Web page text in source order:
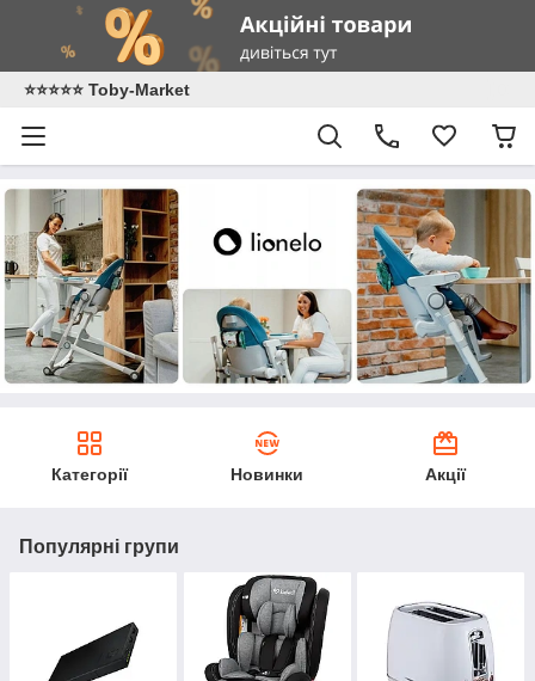
⭐️⭐️⭐️⭐️⭐️ Toby-Market
Категорії Новинки Акції
Популярні групи